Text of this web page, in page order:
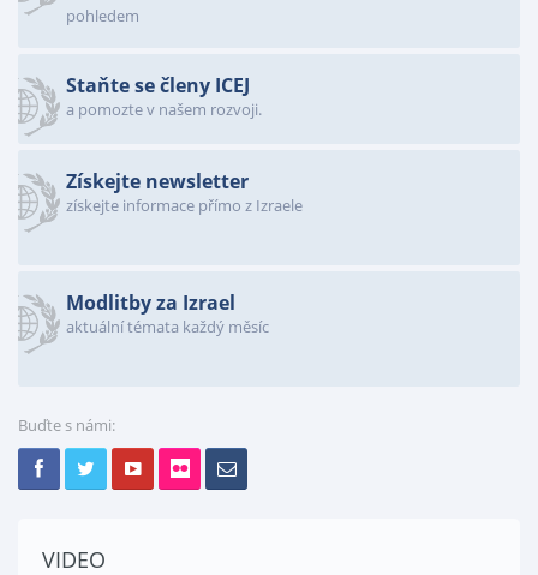
pohledem
Staňte se členy ICEJ
a pomozte v našem rozvoji.
Získejte newsletter
získejte informace přímo z Izraele
Modlitby za Izrael
aktuální témata každý měsíc
Buďte s námi:
VIDEO